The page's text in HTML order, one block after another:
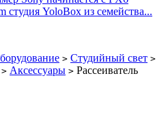
студия YoloBox из семейства...
> Студийный свет >
> Аксессуары > Рассеиватель